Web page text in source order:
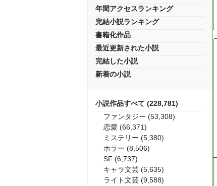
年間アクセスランキング
完結小説ランキング
書籍化作品
最近更新された小説
完結した小説
新着の小説
小説作品すべて (228,781)
ファンタジー (53,308)
恋愛 (66,371)
ミステリー (5,380)
ホラー (8,506)
SF (6,737)
キャラ文芸 (5,635)
ライト文芸 (9,588)